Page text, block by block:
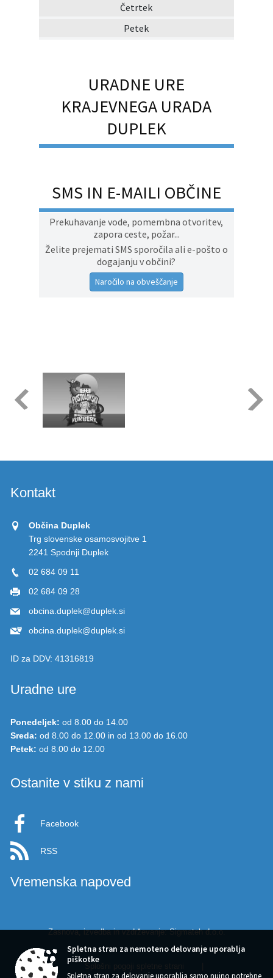
Četrtek
Petek
URADNE URE
KRAJEVNEGA URADA
DUPLEK
SMS IN E-MAILI OBČINE
Prekuhavanje vode, pomembna otvoritev,
zapora ceste, požar...
Želite prejemati SMS sporočila ali e-pošto o
dogajanju v občini?
Naročilo na obveščanje
Kontakt
Občina Duplek
Trg slovenske osamosvojitve 1
2241 Spodnji Duplek
02 684 09 11
02 684 09 28
obcina.duplek@duplek.si
obcina.duplek@duplek.si
ID za DDV: 41316819
Uradne ure
Ponedeljek: od 8.00 do 14.00
Sreda: od 8.00 do 12.00 in od 13.00 do 16.00
Petek: od 8.00 do 12.00
Ostanite v stiku z nami
Facebook
RSS
Vremenska napoved
Zasnova, izvedba in vzdrževanje: Sigmateh d.o.o.
Spletna stran za nemoteno delovanje uporablja
piškotke
Spletna stran za delovanje uporablja samo nujno potrebne